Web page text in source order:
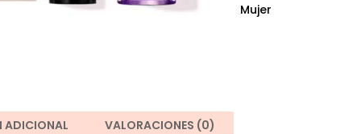
Mujer
ADICIONAL VALORACIONES (0)